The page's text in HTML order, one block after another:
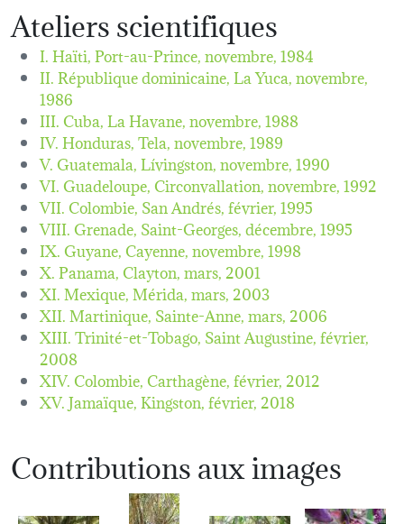
Ateliers scientifiques
I. Haïti, Port-au-Prince,novembre, 1984
II. République dominicaine, La Yuca,novembre,
1986
III. Cuba, La Havane,novembre, 1988
IV. Honduras, Tela,novembre, 1989
V. Guatemala, Lívingston,novembre, 1990
VI. Guadeloupe, Circonvallation,novembre, 1992
VII. Colombie, San Andrés,février, 1995
VIII. Grenade, Saint-Georges,décembre, 1995
IX. Guyane, Cayenne,novembre, 1998
X. Panama, Clayton,mars, 2001
XI. Mexique, Mérida,mars, 2003
XII. Martinique, Sainte-Anne,mars, 2006
XIII. Trinité-et-Tobago, Saint Augustine,février,
2008
XIV. Colombie, Carthagène,février, 2012
XV. Jamaïque, Kingston,février, 2018
Contributions aux images